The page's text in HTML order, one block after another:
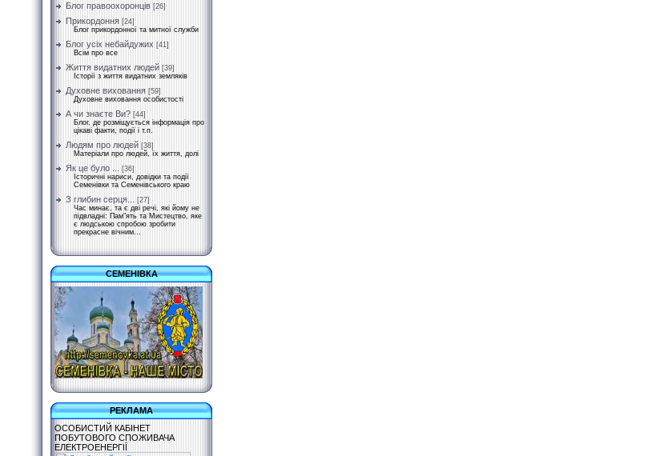
Блог правоохоронців [26]
Прикордоння [24]
Блог прикордонної та митної служби
Блог усіх небайдужих [41]
Всім про все
Життя видатних людей [39]
Історії з життя видатних земляків
Духовне виховання [59]
Духовне виховання особистості
А чи знаєте Ви? [44]
Блог, де розміщується інформація про
цікаві факти, події і т.п.
Людям про людей [38]
Матеріали про людей, їх життя, долі
Як це було ...
[36]
Історичні нариси, довідки та події
Семенівки та Семенівського краю
З глибин серця...
[27]
Час минає, та є дві речі, які йому не
підвладні: Пам"ять та Мистецтво, яке
є людською спробою зробити
прекрасне вічним...
СЕМЕНІВКА
РЕКЛАМА
ОСОБИСТИЙ КАБІНЕТ
ПОБУТОВОГО СПОЖИВАЧА
ЕЛЕКТРОЕНЕРГІЇ